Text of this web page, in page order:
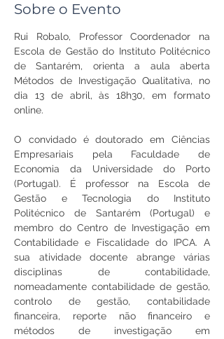
Sobre o Evento
Rui Robalo, Professor Coordenador na
Escola de Gestão do Instituto Politécnico
de Santarém, orienta a aula aberta
Métodos de Investigação Qualitativa, no
dia 13 de abril, às 18h30, em formato
online.
O convidado é doutorado em Ciências
Empresariais pela Faculdade de
Economia da Universidade do Porto
(Portugal). É professor na Escola de
Gestão e Tecnologia do Instituto
Politécnico de Santarém (Portugal) e
membro do Centro de Investigação em
Contabilidade e Fiscalidade do IPCA. A
sua atividade docente abrange várias
disciplinas de contabilidade,
nomeadamente contabilidade de gestão,
controlo de gestão, contabilidade
financeira, reporte não financeiro e
métodos de investigação em